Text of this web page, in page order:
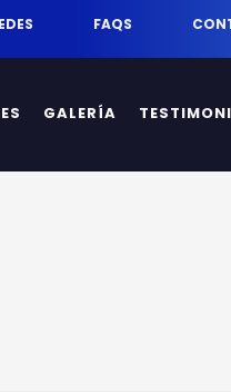
FAQS
GALERÍA